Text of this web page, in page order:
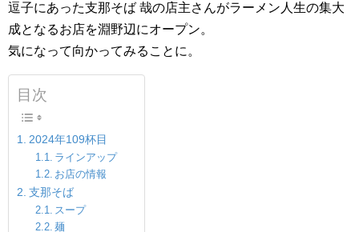
逗子にあった支那そば 哉の店主さんがラーメン人生の集大
成となるお店を淵野辺にオープン。
気になって向かってみることに。
目次
2024年109杯目
ラインアップ
お店の情報
支那そば
スープ
麺